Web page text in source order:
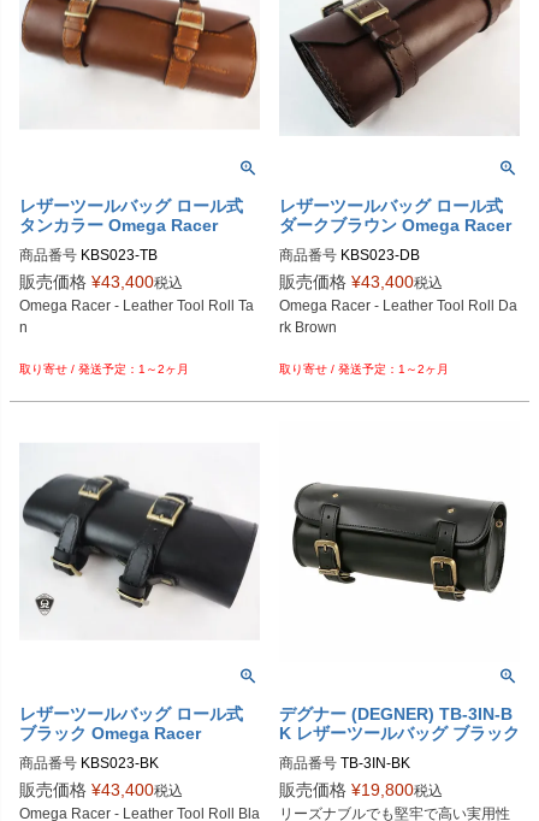
レザーツールバッグ ロール式
タンカラー Omega Racer
商品番号 KBS023-TB
販売価格 ¥43,400税込
Omega Racer - Leather Tool Roll Ta
n
1～2ヶ月
レザーツールバッグ ロール式
ダークブラウン Omega Racer
商品番号 KBS023-DB
販売価格 ¥43,400税込
Omega Racer - Leather Tool Roll Da
rk Brown
1～2ヶ月
レザーツールバッグ ロール式
ブラック Omega Racer
商品番号 KBS023-BK
販売価格 ¥43,400税込
Omega Racer - Leather Tool Roll Bla
デグナー (DEGNER) TB-3IN-B
K レザーツールバッグ ブラック
商品番号 TB-3IN-BK
販売価格 ¥19,800税込
リーズナブルでも堅牢で高い実用性